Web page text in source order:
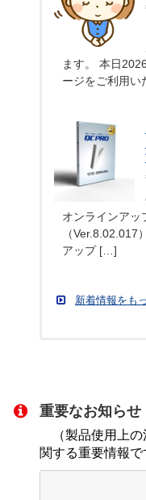
ます。 本日
ージをご利用
オンラインアッ
（
アップ […]
新着情報をも
変化を受け、弊
が、2024年3月
ート会員様は最
(土)に東京ビッ
ンスミッタ（
ベクトリックス
「CEDAR（杉
月14日をもって
重要なお知らせ
（製品使用上の
関する重要情報で